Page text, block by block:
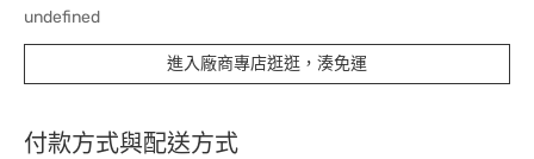
undefined
進入廠商專店逛逛，湊免運
付款方式與配送方式